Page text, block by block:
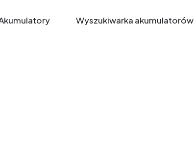
Wyszukiwarka akumulatorów